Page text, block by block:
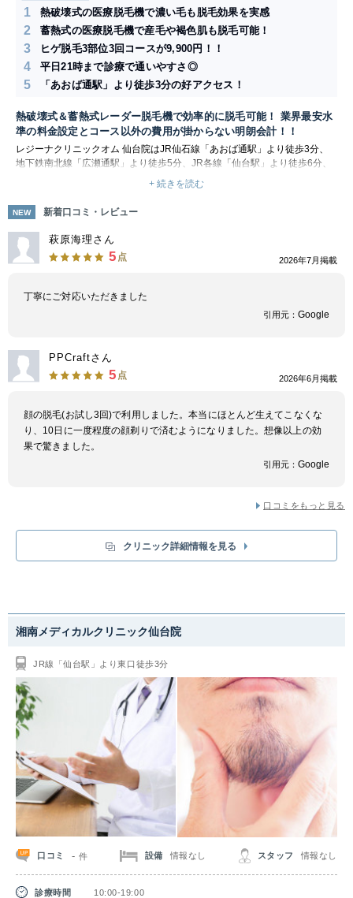
1 熱破壊式の医療脱毛機で濃い毛も脱毛効果を実感
2 蓄熱式の医療脱毛機で産毛や褐色肌も脱毛可能！
3 ヒゲ脱毛3部位3回コースが9,900円！！
4 平日21時まで診療で通いやすさ◎
5 「あおば通駅」より徒歩3分の好アクセス！
熱破壊式＆蓄熱式レーダー脱毛機で効率的に脱毛可能！ 業界最安水
準の料金設定とコース以外の費用が掛からない明朗会計！！
レジーナクリニックオム 仙台院はJR仙石線「あおば通駅」より徒歩3分、
地下鉄南北線「広瀬通駅」より徒歩5分、JR各線「仙台駅」より徒歩6分、
仙台市地下鉄各線「仙台駅」より徒歩6分と3路線4駅徒歩圏内にあるメンズ
専門の脱毛クリニックです。 レジーナクリニック オムでは、熱破壊式の
「ジェントルレーズプロ」と蓄熱式の「ソプラノチタニウム」の2種類のレ
ーザー機器を採用しています。 熱破壊式医療レーザー脱毛機「ジェントル
レーズプロ」は、高出力のレーザーを肌に照射し、毛母細胞や毛乳頭の発毛
組織に熱を与えて破壊する仕組みで、男性の太くて濃いムダ毛に有効な脱毛
方式です。また、ジェントルレーズプロは、1秒間に2回レーザーを照射で
範囲の施術が可能です。 蓄熱式医療レーザー脱毛機「ソプラノチタニウ
胞のもととなる幹細胞があるバルジ領域の破壊を目的とした照射方式で、産
ソプラノチタニウムは、低出力のレーザーを用いる蓄熱式脱毛機のため、皮
膚表面のメラニン色素が多い黒褐色や色素沈着のある肌の施術にも対応して
います。 それぞれの脱毛機に特徴があり、2種類の脱毛機を使い分けること
る脱毛機は冷却機能があるため肌を冷やしながらレーザーを照射し痛みも緩
和されます。麻酔クリームも追加料金なしで利用できるので、痛みが心配な
方も安心です。また、従事されている医師や看護師、カウンセラーには知識
や技術の向上の研修が実施されているので、照射漏れなどなく安心です。
ープランは3部位3回コースは9,900円で医療脱毛を受けることが出来る業界
料なのでお財布に無理なく全身のムダ毛を脱毛を受けることが出来ます。足
脱毛デビューブランも足3部位3回コースで、足の太いムダ毛に医療脱毛の
効果を実感できるでしょう。 レジーナクリニックオムではコース以外の費
問することが出来ます。 平日は21時まで診療しているので、会社の帰り寄
って施術を受けることも可能です。
+ 続きを読む
NEW 新着口コミ・レビュー
萩原海理さん
5 点 2026年7月掲載
丁寧にご対応いただきました
引用元： Google
PPCraftさん
5 点 2026年6月掲載
顔の脱毛(お試し3回)で利用しました。本当にほとんど生えてこなくな
り、10日に一度程度の顔剃りで済むようになりました。想像以上の効
果で驚きました。
引用元： Google
口コミをもっと見る
クリニック詳細情報を見る
湘南メディカルクリニック仙台院
JR線「仙台駅」より東口徒歩3分
口コミ -件 設備 情報なし スタッフ 情報なし
診療時間
10:00-19:00